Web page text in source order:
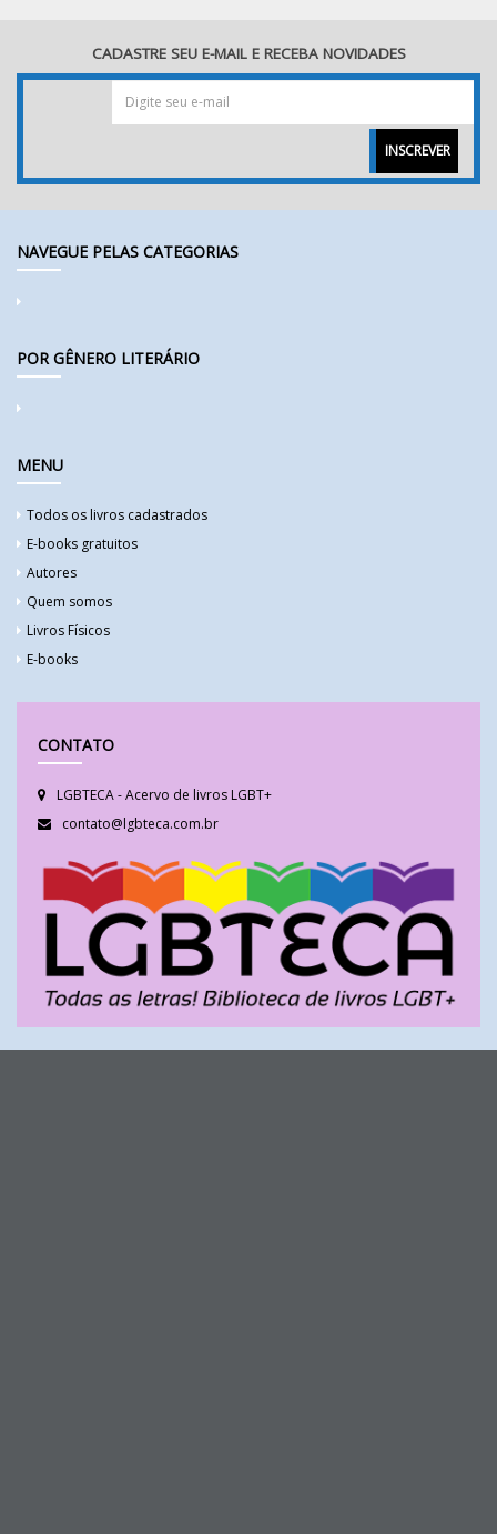
CADASTRE SEU E-MAIL E RECEBA NOVIDADES
INSCREVER
NAVEGUE PELAS CATEGORIAS
POR GÊNERO LITERÁRIO
MENU
Todos os livros cadastrados
E-books gratuitos
Autores
Quem somos
Livros Físicos
E-books
CONTATO
LGBTECA - Acervo de livros LGBT+
contato@lgbteca.com.br